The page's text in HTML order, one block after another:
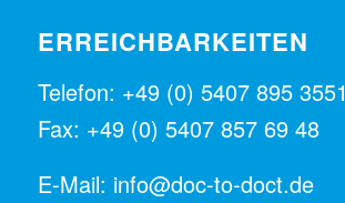
ERREICHBARKEITEN
Telefon: +49 (0) 5407 895 3551
Fax: +49 (0) 5407 857 69 48
E-Mail: info@doc-to-doct.de